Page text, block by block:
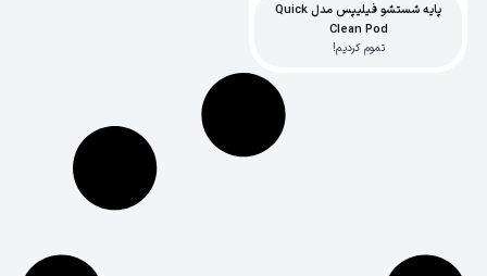
پایه شستشو فیلیپس مدل Quick
Clean Pod
تموم کردیم!